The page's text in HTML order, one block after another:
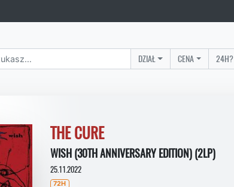
DZIAŁ CENA 24H?
THE CURE
WISH (30TH ANNIVERSARY EDITION) (2LP)
25.11.2022
72H